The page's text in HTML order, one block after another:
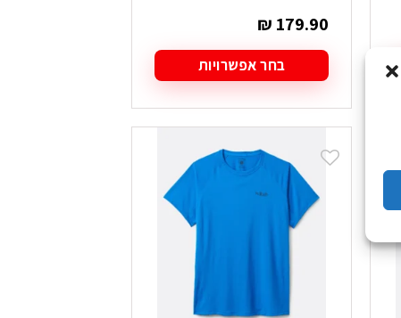
₪ 179.90
בחר אפשרויות
למוצר
זה
יש
מספר
סוגים.
ניתן
לבחור
האפשרויות
המוצר